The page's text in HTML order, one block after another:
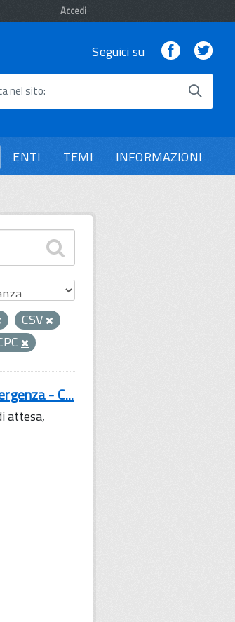
Accedi
Seguici su Facebook
nel sito
ENTI TEMI INFORMAZIONI
CSV
- C...
attesa,